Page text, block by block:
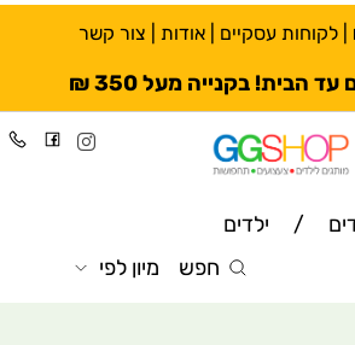
לקוחות עסקיים אודות צור קשר
הבית! בקנייה מעל 350 ₪
/
ילדים
חפש מיון לפי